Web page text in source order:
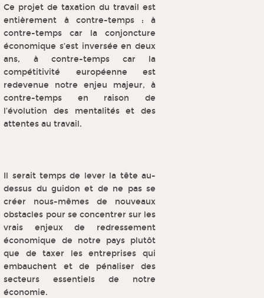
Ce projet de taxation du travail est
entièrement à contre-temps : à
contre-temps car la conjoncture
économique s’est inversée en deux
ans, à contre-temps car la
compétitivité européenne est
redevenue notre enjeu majeur, à
contre-temps en raison de
l’évolution des mentalités et des
attentes au travail.
Il serait temps de lever la tête au-
dessus du guidon et de ne pas se
créer nous-mêmes de nouveaux
obstacles pour se concentrer sur les
vrais enjeux de redressement
économique de notre pays plutôt
que de taxer les entreprises qui
embauchent et de pénaliser des
secteurs essentiels de notre
économie.